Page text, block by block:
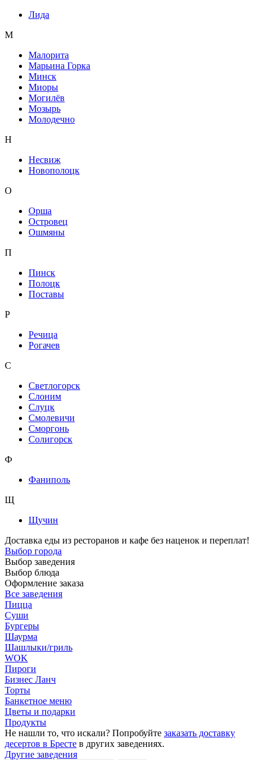
Лида
М
Малорита
Марьина Горка
Минск
Миоры
Могилёв
Мозырь
Молодечно
Н
Несвиж
Новополоцк
О
Орша
Островец
Ошмяны
П
Пинск
Полоцк
Поставы
Р
Речица
Рогачев
С
Светлогорск
Слоним
Слуцк
Смолевичи
Сморгонь
Солигорск
Ф
Фаниполь
Щ
Щучин
Доставка еды из ресторанов и кафе без наценок и переплат!
Выбор города
Выбор заведения
Выбор блюда
Оформление заказа
Все заведения
Пицца
Суши
Бургеры
Шаурма
Шашлыки/гриль
WOK
Пироги
Бизнес Ланч
Торты
Банкетное меню
Цветы и подарки
Продукты
Не нашли то, что искали? Попробуйте заказать доставку
десертов в Бресте в других заведениях.
Другие заведения